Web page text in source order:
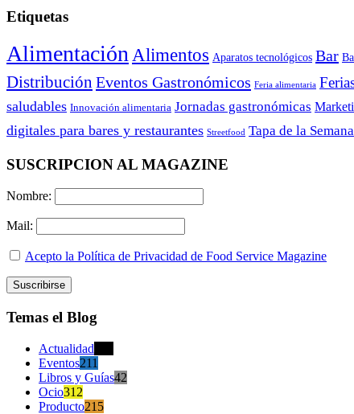
Etiquetas
Alimentación Alimentos Aparatos tecnológicos Bar
Distribución Eventos Gastronómicos Feria alimentaria
saludables Innovación alimentaria Jornadas gastronómicas
digitales para bares y restaurantes Streetfood Tapa de la Semana
SUSCRIPCION AL MAGAZINE
Nombre:
Mail:
Acepto la Política de Privacidad de Food Service Magazine
Temas el Blog
Actualidad
Eventos211
Libros y Guías42
Ocio312
Producto215